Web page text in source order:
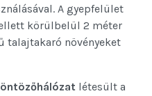
A gyepfelület
körülbelül 2 méter
talajtakaró növényeket
öntözőhálózat létesült a